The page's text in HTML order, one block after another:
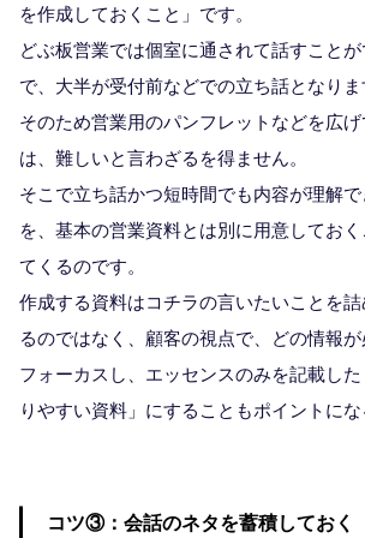
を作成しておくこと」です。
どぶ板営業では個室に通されて話すこと
で、大半が受付前などでの立ち話となりま
そのため営業用のパンフレットなどを広
は、難しいと言わざるを得ません。
そこで立ち話かつ短時間でも内容が理解
を、基本の営業資料とは別に用意してお
てくるのです。
作成する資料はコチラの言いたいことを
るのではなく、顧客の視点で、どの情報
フォーカスし、エッセンスのみを記載し
りやすい資料」にすることもポイントにな
コツ③：会話のネタを蓄積しておく